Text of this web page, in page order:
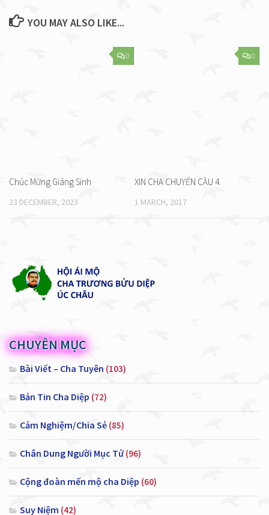
YOU MAY ALSO LIKE...
0
Chúc Mừng Giáng Sinh
23 DECEMBER, 2023
0
XIN CHA CHUYỂN CẦU 4.
1 MARCH, 2017
CHUYÊN MỤC
Bài Viết – Cha Tuyên (103)
Bản Tin Cha Diệp (72)
Cảm Nghiệm/Chia Sẻ (85)
Chân Dung Người Mục Tử(96)
Cộng đoàn mến mộ cha Diệp (60)
Suy Niệm (42)